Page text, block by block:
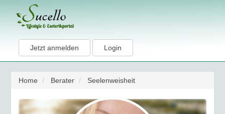
Jetzt anmelden Login
Home Berater Seelenweisheit